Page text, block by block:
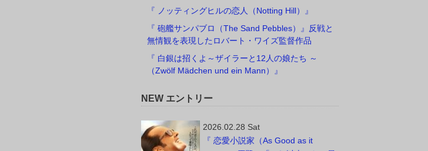
『 ノッティングヒルの恋人（Notting Hill）』
『 砲艦サンパブロ（The Sand Pebbles）』反戦と
無情観を表現したロバート・ワイズ監督作品
『 白銀は招くよ～ザイラーと12人の娘たち ～
（Zwölf Mädchen und ein Mann）』
NEW エントリー
2026.02.28 Sat
『 恋愛小説家（As Good as it